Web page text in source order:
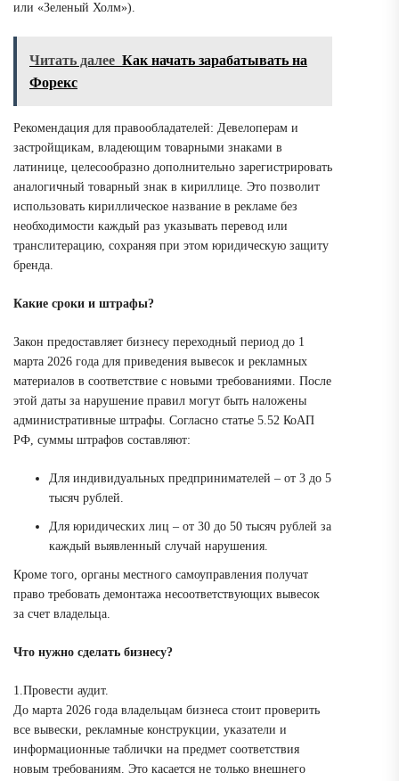
или «Зеленый Холм»).
Читать далее Как начать зарабатывать на
Форекс
Рекомендация для правообладателей: Девелоперам и
застройщикам, владеющим товарными знаками в
латинице, целесообразно дополнительно зарегистрировать
аналогичный товарный знак в кириллице. Это позволит
использовать кириллическое название в рекламе без
необходимости каждый раз указывать перевод или
транслитерацию, сохраняя при этом юридическую защиту
бренда.
Какие сроки и штрафы?
Закон предоставляет бизнесу переходный период до 1
марта 2026 года для приведения вывесок и рекламных
материалов в соответствие с новыми требованиями. После
этой даты за нарушение правил могут быть наложены
административные штрафы. Согласно статье 5.52 КоАП
РФ, суммы штрафов составляют:
Для индивидуальных предпринимателей – от 3 до 5
тысяч рублей.
Для юридических лиц – от 30 до 50 тысяч рублей за
каждый выявленный случай нарушения.
Кроме того, органы местного самоуправления получат
право требовать демонтажа несоответствующих вывесок
за счет владельца.
Что нужно сделать бизнесу?
1.Провести аудит.
До марта 2026 года владельцам бизнеса стоит проверить
все вывески, рекламные конструкции, указатели и
информационные таблички на предмет соответствия
новым требованиям. Это касается не только внешнего